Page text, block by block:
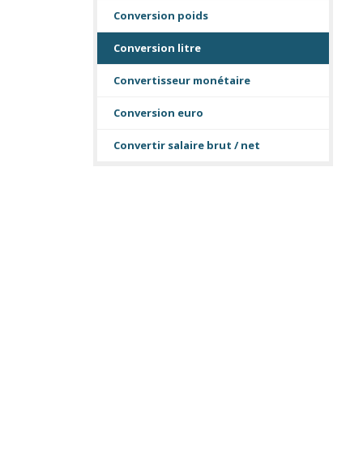
Conversion poids
Conversion litre
Convertisseur monétaire
Conversion euro
Convertir salaire brut / net